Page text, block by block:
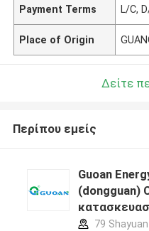
Payment Terms L/C,
Place of Origin
Δείτε
Περίπου εμείς
Guoan
(dongguan)
79